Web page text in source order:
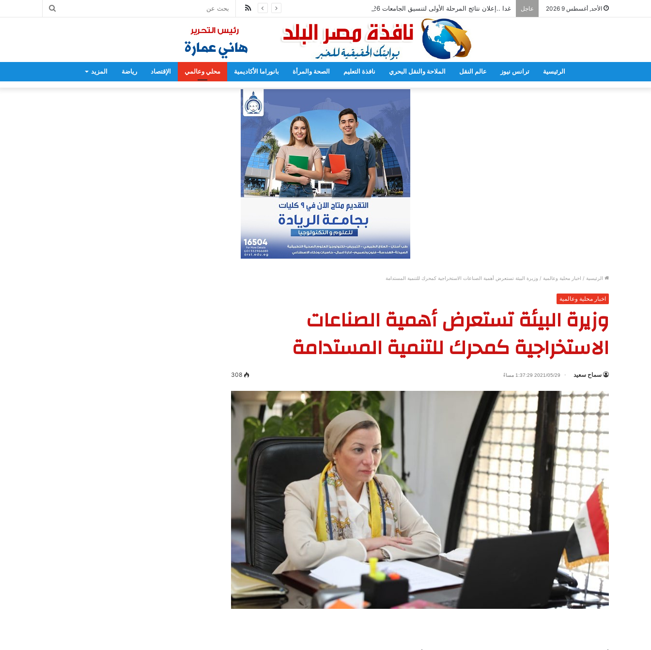
الأحد, أغسطس 9 2026 عاجل غدا ..إعلان نتائج المرحلة الأولى لتنسيق الجامعات 2026
بحث
ملخص
الموقع
RSS
الرئيسية ترانس نيوز عالم النقل الملاحة والنقل البحري نافذة التعليم الصحة والمرأة بانوراما الأكاديمية محلي وعالمي الإقتصاد رياضة المزيد
الرئيسية / اخبار محلية وعالمية / وزيرة البيئة تستعرض أهمية الصناعات الاستخراجية كمحرك للتنمية المستدامة
اخبار محلية وعالمية
وزيرة البيئة تستعرض أهمية الصناعات
الاستخراجية كمحرك للتنمية المستدامة
سماح سعيد 2021/05/29 1:37:29 مساءً 308